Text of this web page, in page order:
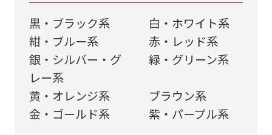
黒・ブラック系
⽩・ホワイト系
紺・ブルー系
⾚・レッド系
銀・シルバー・グ
レー系
緑・グリーン系
黄・オレンジ系
ブラウン系
金・ゴールド系
紫・パープル系